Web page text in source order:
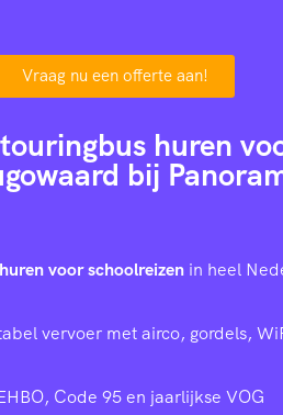
Vraag nu een offerte aan!
huren
bij
voor schoolreizen in heel
vervoer met airco, gordels,
Code 95 en jaarlijkse VOG